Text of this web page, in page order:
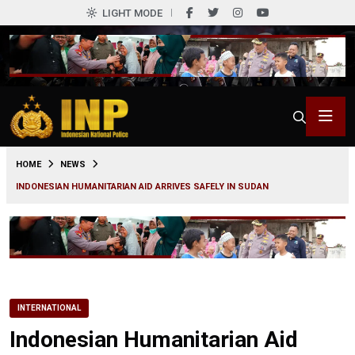
LIGHT MODE
HOME NEWS
INDONESIAN HUMANITARIAN AID ARRIVES SAFELY IN SUDAN
INTERNATIONAL
Indonesian Humanitarian Aid